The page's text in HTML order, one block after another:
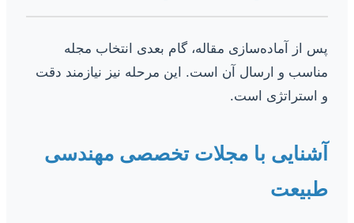
پس از آماده‌سازی مقاله، گام بعدی انتخاب مجله
مناسب و ارسال آن است. این مرحله نیز نیازمند دقت
و استراتژی است.
آشنایی با مجلات تخصصی مهندسی
طبیعت